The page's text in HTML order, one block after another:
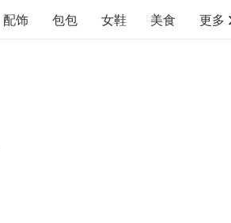
🇨🇦加拿大
配饰 包包 女鞋 美食
更多